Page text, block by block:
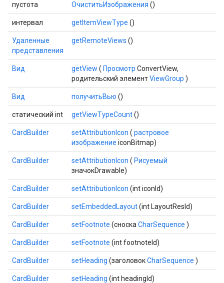
пустота ОчиститьИзображения ()
интервал getItemViewType ()
Удаленные
представления
getRemoteViews ()
Вид getView ( Просмотр ConvertView,
родительский элементViewGroup )
Вид получитьВью ()
статический int getViewTypeCount()
CardBuilder setAttributionIcon ( растровое
изображение iconBitmap)
CardBuilder setAttributionIcon ( Рисуемый
значокDrawable)
CardBuilder setAttributionIcon (int iconId)
CardBuilder setEmbeddedLayout(int LayoutResId)
CardBuilder setFootnote (сноска CharSequence )
CardBuilder setFootnote (int footnoteId)
CardBuilder setHeading (заголовокCharSequence )
CardBuilder setHeading (int headingId)